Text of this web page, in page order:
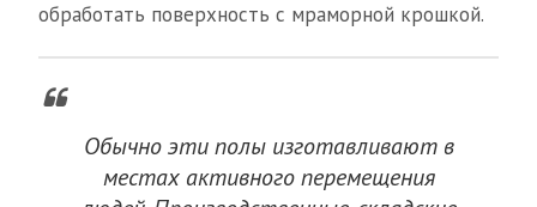
обработать поверхность с мраморной крошкой.
Обычно эти полы изготавливают в
местах активного перемещения